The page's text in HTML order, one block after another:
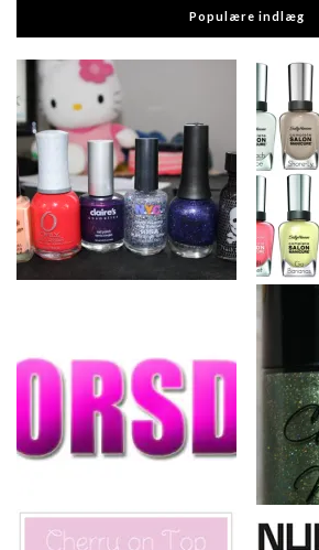
Populære indlæg